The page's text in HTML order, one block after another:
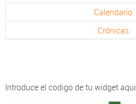
Calendario
Crónicas
Introduce el codigo de tu widget aqui